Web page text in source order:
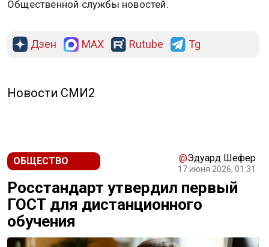
Общественной службы новостей.
Дзен MAX Rutube Tg
Новости СМИ2
ОБЩЕСТВО @Эдуард Шефер
17 июня 2026, 01:31
Росстандарт утвердил первый
ГОСТ для дистанционного
обучения